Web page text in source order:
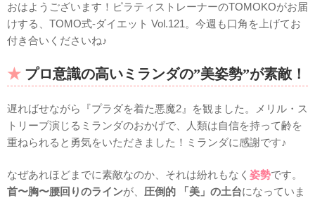
おはようございます！ピラティストレーナーのTOMOKOがお届
けする、TOMO式-ダイエット Vol.121。今週も口角を上げてお
付き合いくださいね♪
プロ意識の高いミランダの”美姿勢”が素敵！
遅ればせながら『プラダを着た悪魔2』を観ました。メリル・ス
トリープ演じるミランダのおかげで、人類は自信を持って齢を
重ねられると勇気をいただきました！ミランダに感謝です♪
なぜあれほどまでに素敵なのか、それは紛れもなく 姿勢です。
首〜胸〜腰回りのラインが、 圧倒的 「美」の土台になっていま